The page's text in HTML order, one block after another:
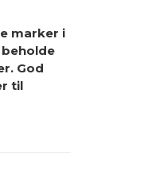
marker i
God
til